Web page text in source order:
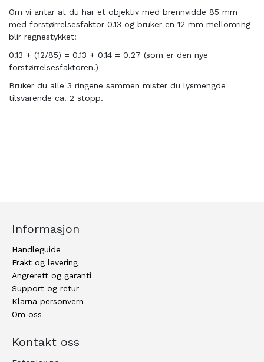
Om vi antar at du har et objektiv med brennvidde 85 mm
med forstørrelsesfaktor 0.13 og bruker en 12 mm mellomring
blir regnestykket:
0.13 + (12/85) = 0.13 + 0.14 = 0.27 (som er den nye
forstørrelsesfaktoren.)
Bruker du alle 3 ringene sammen mister du lysmengde
tilsvarende ca. 2 stopp.
Informasjon
Handleguide
Frakt og levering
Angrerett og garanti
Support og retur
Klarna personvern
Om oss
Kontakt oss